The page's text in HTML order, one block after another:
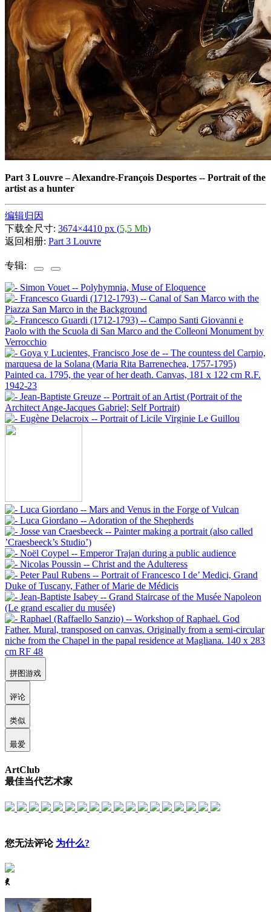
Part 3 Louvre–Alexandre-François Desportes -- Portrait of the
artist as a hunter
编辑归因
下载全尺寸: 3674×4410 px (5,5 Mb)
返回相册: Part 3 Louvre
专辑:
拼图游戏
评论
类似
最爱
ArtClub
最佳当代艺术家
您无法评论 为什么?
ꈅ